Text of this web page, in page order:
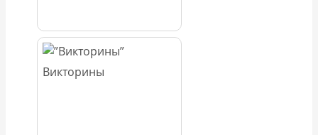
Викторины